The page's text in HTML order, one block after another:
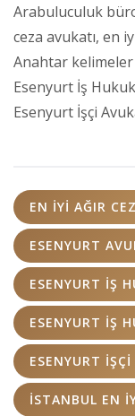
Arabuluculuk
ceza avukatı, en
Anahtar kelimeler
Esenyurt İş
Esenyurt İşçi
EN IYI AĞIR
ESENYURT
ESENYURT İŞ
ESENYURT İŞ
ESENYURT
İSTANBUL EN